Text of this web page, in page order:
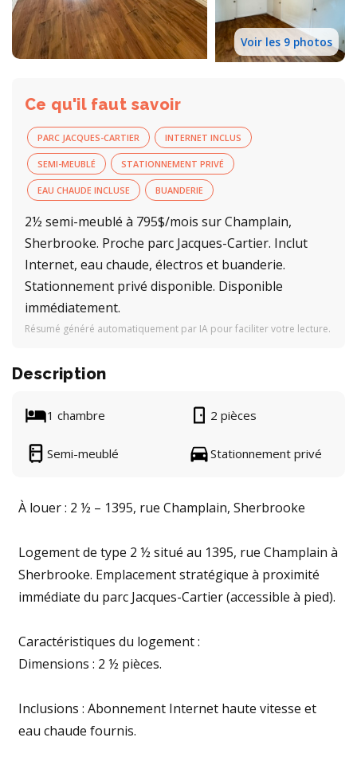
Voir les 9 photos
Ce qu'il faut savoir
PARC JACQUES-CARTIER INTERNET INCLUS
SEMI-MEUBLÉ STATIONNEMENT PRIVÉ
EAU CHAUDE INCLUSE BUANDERIE
2½ semi-meublé à 795$/mois sur Champlain,
Sherbrooke. Proche parc Jacques-Cartier. Inclut
Internet, eau chaude, électros et buanderie.
Stationnement privé disponible. Disponible
immédiatement.
Résumé généré automatiquement par IA pour faciliter votre lecture.
Description
1 chambre 2 pièces
Semi-meublé Stationnement privé
À louer : 2 ½ – 1395, rue Champlain, Sherbrooke
Logement de type 2 ½ situé au 1395, rue Champlain à
Sherbrooke. Emplacement stratégique à proximité
immédiate du parc Jacques-Cartier (accessible à pied).
Caractéristiques du logement :
Dimensions : 2 ½ pièces.
Inclusions : Abonnement Internet haute vitesse et
eau chaude fournis.